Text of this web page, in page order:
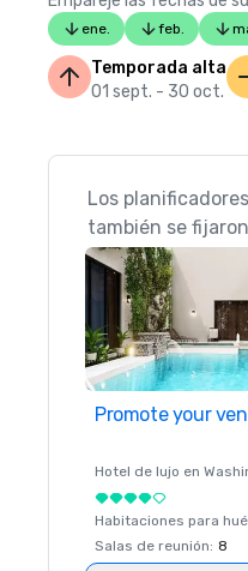
ene. feb.
Temporada alta
01 sept. - 30 oct.
Los
también se
Promote your
Hotel de lujo en
Habitaciones para
Salas de reunión: 8